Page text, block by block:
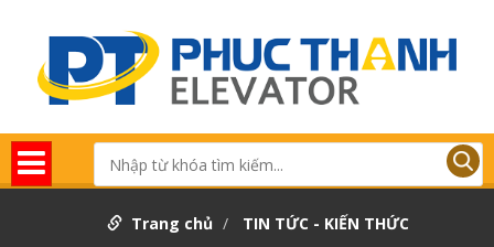
Trang chủ TIN TỨC - KIẾN THỨC